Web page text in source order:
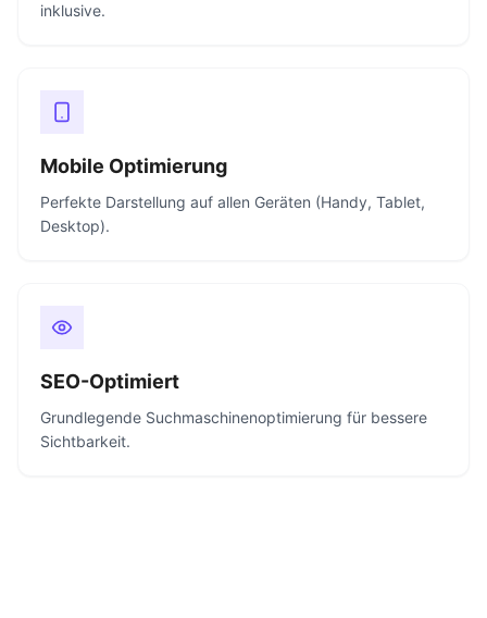
inklusive.
Mobile Optimierung
Perfekte Darstellung auf allen Geräten (Handy, Tablet,
Desktop).
SEO-Optimiert
Grundlegende Suchmaschinenoptimierung für bessere
Sichtbarkeit.